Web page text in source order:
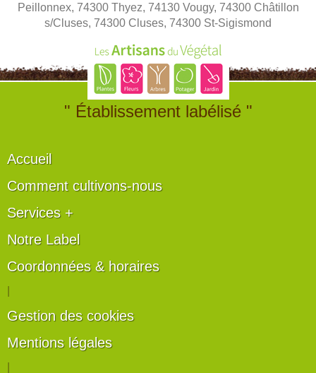
Peillonnex, 74300 Thyez, 74130 Vougy, 74300 Châtillon
s/Cluses, 74300 Cluses, 74300 St-Sigismond
" Établissement labélisé "
Accueil
Comment cultivons-nous
Services +
Notre Label
Coordonnées & horaires
Gestion des cookies
Mentions légales